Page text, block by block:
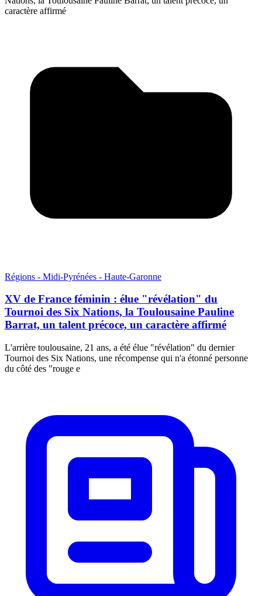
Régions - Midi-Pyrénées - Haute-Garonne
XV de France féminin : élue "révélation" du
Tournoi des Six Nations, la Toulousaine Pauline
Barrat, un talent précoce, un caractère affirmé
L'arrière toulousaine, 21 ans, a été élue "révélation" du dernier
Tournoi des Six Nations, une récompense qui n'a étonné personne
du côté des "rouge e